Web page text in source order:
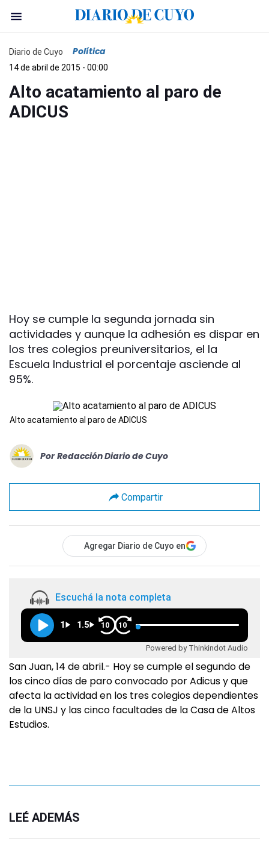
Diario de Cuyo Política
14 de abril de 2015 - 00:00
Alto acatamiento al paro de
ADICUS
Hoy se cumple la segunda jornada sin
actividades y aunque la adhesión es dispar en
los tres colegios preuniversitarios, el la
Escuela Industrial el porcentaje asciende al
95%.
Alto acatamiento al paro de ADICUS
Por Redacción Diario de Cuyo
Compartir
Agregar Diario de Cuyo en
Escuchá la nota completa
1 1.5 10 10
Powered by Thinkindot Audio
San Juan, 14 de abril.- Hoy se cumple el segundo de
los cinco días de paro convocado por Adicus y que
afecta la actividad en los tres colegios dependientes
de la UNSJ y las cinco facultades de la Casa de Altos
Estudios.
LEÉ ADEMÁS